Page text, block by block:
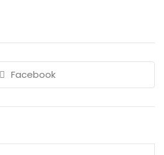
Facebook